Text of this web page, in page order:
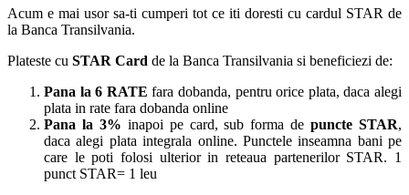
Acum e mai usor sa-ti cumperi tot ce iti doresti cu cardul STAR de
la Banca Transilvania.
Plateste cu STAR Card de la Banca Transilvania si beneficiezi de:
Pana la 6 RATE fara dobanda, pentru orice plata, daca alegi
plata in rate fara dobanda online
Pana la 3% inapoi pe card, sub forma depuncte STAR,
daca alegi plata integrala online. Punctele inseamna bani pe
care le poti folosi ulterior in reteaua partenerilor STAR. 1
punct STAR= 1 leu